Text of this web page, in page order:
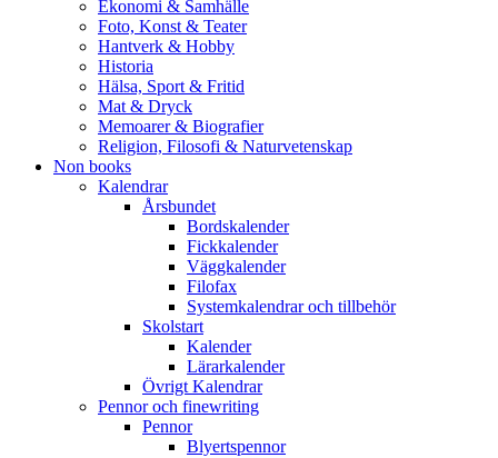
Ekonomi & Samhälle
Foto, Konst & Teater
Hantverk & Hobby
Historia
Hälsa, Sport & Fritid
Mat & Dryck
Memoarer & Biografier
Religion, Filosofi & Naturvetenskap
Non books
Kalendrar
Årsbundet
Bordskalender
Fickkalender
Väggkalender
Filofax
Systemkalendrar och tillbehör
Skolstart
Kalender
Lärarkalender
Övrigt Kalendrar
Pennor och finewriting
Pennor
Blyertspennor